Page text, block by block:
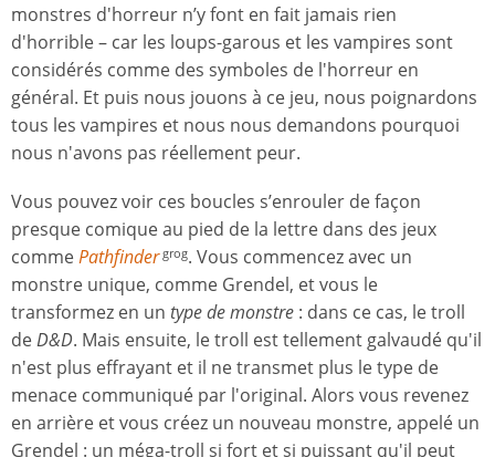
monstres d'horreur n’y font en fait jamais rien
d'horrible – car les loups-garous et les vampires sont
considérés comme des symboles de l'horreur en
général. Et puis nous jouons à ce jeu, nous poignardons
tous les vampires et nous nous demandons pourquoi
nous n'avons pas réellement peur.
Vous pouvez voir ces boucles s’enrouler de façon
presque comique au pied de la lettre dans des jeux
commePathfindergrog. Vous commencez avec un
monstre unique, comme Grendel, et vous le
transformez en un type de monstre : dans ce cas, le troll
deD&D. Mais ensuite, le troll est tellement galvaudé qu'il
n'est plus effrayant et il ne transmet plus le type de
menace communiqué par l'original. Alors vous revenez
en arrière et vous créez un nouveau monstre, appelé un
Grendel : un méga-troll si fort et si puissant qu'il peut